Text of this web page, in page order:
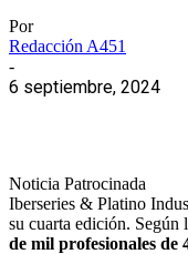
Por
Redacción A451
-
6 septiembre, 2024
Noticia Patrocinada
Iberseries & Platino
su cuarta edición. Según
de mil profesionales de